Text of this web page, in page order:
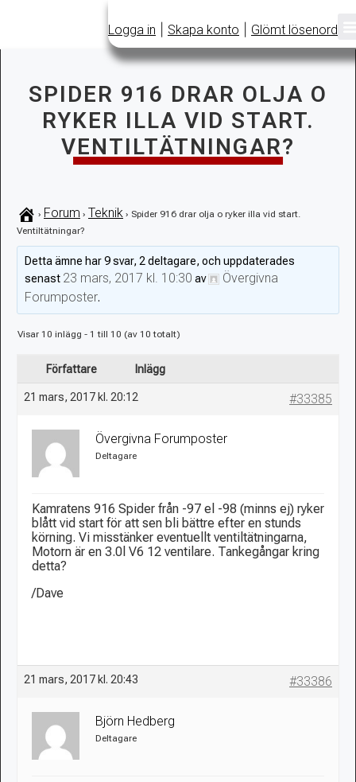
Logga in Skapa konto Glömt lösenord
SPIDER 916 DRAR OLJA O
RYKER ILLA VID START.
VENTILTÄTNINGAR?
› Forum › Teknik › Spider 916 drar olja o ryker illa vid start.
Ventiltätningar?
Detta ämne har 9 svar, 2 deltagare, och uppdaterades
senast 23 mars, 2017 kl. 10:30 av
Övergivna
Forumposter.
Visar 10 inlägg - 1 till 10 (av 10 totalt)
Författare Inlägg
21 mars, 2017 kl. 20:12 #33385
Övergivna Forumposter
Deltagare
Kamratens 916 Spider från -97 el -98 (minns ej) ryker
blått vid start för att sen bli bättre efter en stunds
körning. Vi misstänker eventuellt ventiltätningarna,
Motorn är en 3.0l V6 12 ventilare. Tankegångar kring
detta?
/Dave
21 mars, 2017 kl. 20:43 #33386
Björn Hedberg
Deltagare